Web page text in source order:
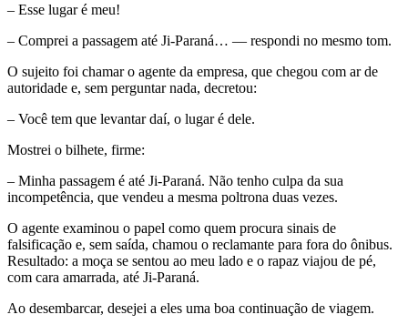
– Esse lugar é meu!
– Comprei a passagem até Ji-Paraná… — respondi no mesmo tom.
O sujeito foi chamar o agente da empresa, que chegou com ar de
autoridade e, sem perguntar nada, decretou:
– Você tem que levantar daí, o lugar é dele.
Mostrei o bilhete, firme:
– Minha passagem é até Ji-Paraná. Não tenho culpa da sua
incompetência, que vendeu a mesma poltrona duas vezes.
O agente examinou o papel como quem procura sinais de
falsificação e, sem saída, chamou o reclamante para fora do ônibus.
Resultado: a moça se sentou ao meu lado e o rapaz viajou de pé,
com cara amarrada, até Ji-Paraná.
Ao desembarcar, desejei a eles uma boa continuação de viagem.